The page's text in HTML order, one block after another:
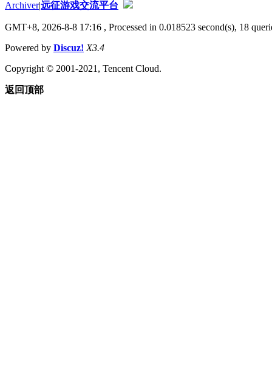
Archiver|远征游戏交流平台
GMT+8, 2026-8-8 17:16 , Processed in 0.018523 second(s), 18
Powered by Discuz! X3.4
Copyright © 2001-2021, Tencent Cloud.
返回顶部